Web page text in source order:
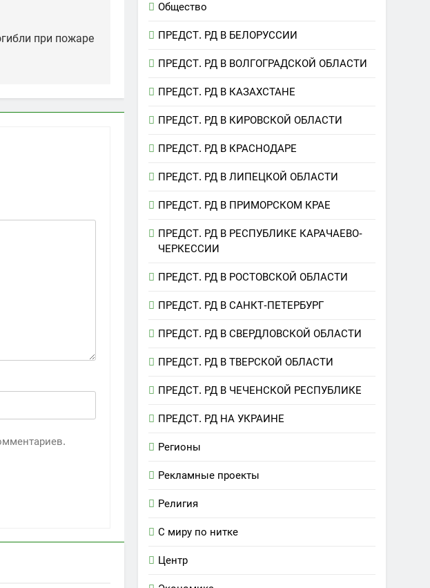
при пожаре
Общество
ПРЕДСТ. РД В БЕЛОРУССИИ
ПРЕДСТ. РД В ВОЛГОГРАДСКОЙ ОБЛАСТИ
ПРЕДСТ. РД В КАЗАХСТАНЕ
ПРЕДСТ. РД В КИРОВСКОЙ ОБЛАСТИ
ПРЕДСТ. РД В КРАСНОДАРЕ
ПРЕДСТ. РД В ЛИПЕЦКОЙ ОБЛАСТИ
ПРЕДСТ. РД В ПРИМОРСКОМ КРАЕ
ПРЕДСТ. РД В РЕСПУБЛИКЕ КАРАЧАЕВО-
ЧЕРКЕССИИ
ПРЕДСТ. РД В РОСТОВСКОЙ ОБЛАСТИ
ПРЕДСТ. РД В САНКТ-ПЕТЕРБУРГ
ПРЕДСТ. РД В СВЕРДЛОВСКОЙ ОБЛАСТИ
ПРЕДСТ. РД В ТВЕРСКОЙ ОБЛАСТИ
ПРЕДСТ. РД В ЧЕЧЕНСКОЙ РЕСПУБЛИКЕ
ПРЕДСТ. РД НА УКРАИНЕ
Регионы
Рекламные проекты
Религия
С миру по нитке
Центр